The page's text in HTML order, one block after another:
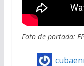
Foto de portada: